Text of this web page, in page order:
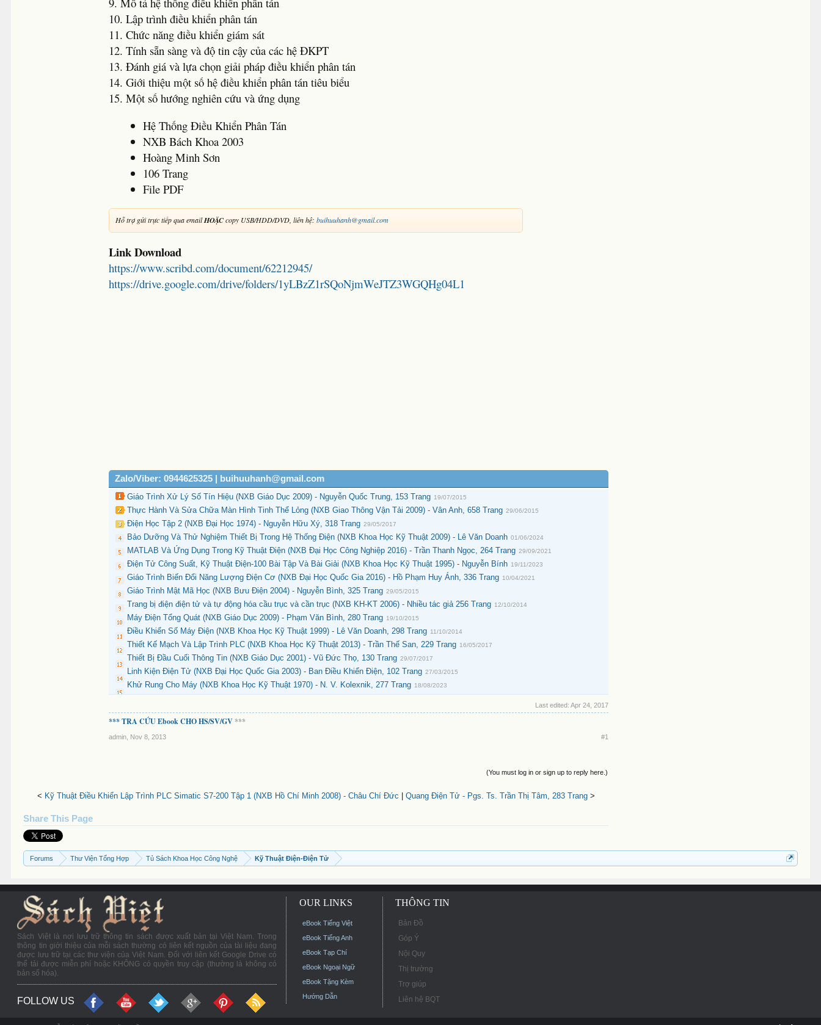
10. Lập trình điều khiển phân tán
11. Chức năng điều khiển giám sát
12. Tính sẵn sàng và độ tin cậy của các hệ ĐKPT
13. Đánh giá và lựa chọn giải pháp điều khiển phân tán
14. Giới thiệu một số hệ điều khiển phân tán tiêu biểu
15. Một số hướng nghiên cứu và ứng dụng
Hệ Thống Điều Khiển Phân Tán
NXB Bách Khoa 2003
Hoàng Minh Sơn
106 Trang
File PDF
Hỗ trợ gửi trực tiếp qua emailHOẶCcopy USB/HDD/DVD, liên hệ:buihuuhanh@gmail.com
Link Download
https://www.scribd.com/document/62212945/
https://drive.google.com/drive/folders/1yLBzZ1rSQoNjmWeJTZ3WGQHg04L1
Zalo/Viber: 0944625325 | buihuuhanh@gmail.com
Giáo Trình Xử Lý Số Tín Hiệu (NXB Giáo Dục 2009) - Nguyễn Quốc Trung, 153 Trang 19/07/2015
Thực Hành Và Sửa Chữa Màn Hình Tinh Thể Lỏng (NXB Giao Thông Vận Tải 2009) - Vân Anh, 658 Trang 29/06/2015
Điện Học Tập 2 (NXB Đại Học 1974) - Nguyễn Hữu Xý, 318 Trang 29/05/2017
Bảo Dưỡng Và Thử Nghiệm Thiết Bị Trong Hệ Thống Điện (NXB Khoa Học Kỹ Thuật 2009) - Lê Văn Doanh 01/06/2024
MATLAB Và Ứng Dụng Trong Kỹ Thuật Điện (NXB Đại Học Công Nghiệp 2016) - Trần Thanh Ngọc, 264 Trang 29/09/2021
Điện Tử Công Suất, Kỹ Thuật Điện-100 Bài Tập Và Bài Giải (NXB Khoa Học Kỹ Thuật 1995) - Nguyễn Bính 19/11/2023
Giáo Trình Biến Đổi Năng Lượng Điện Cơ (NXB Đại Học Quốc Gia 2016) - Hồ Phạm Huy Ánh, 336 Trang 10/04/2021
Giáo Trình Mật Mã Học (NXB Bưu Điện 2004) - Nguyễn Bình, 325 Trang 29/05/2015
Trang bị điện điện tử và tự động hóa cầu trục và cần trục (NXB KH-KT 2006) - Nhiều tác giả 256 Trang 12/10/2014
Máy Điện Tổng Quát (NXB Giáo Dục 2009) - Phạm Văn Bình, 280 Trang 19/10/2015
Điều Khiển Số Máy Điện (NXB Khoa Học Kỹ Thuật 1999) - Lê Văn Doanh, 298 Trang 11/10/2014
Thiết Kế Mạch Và Lập Trình PLC (NXB Khoa Học Kỹ Thuật 2013) - Trần Thế San, 229 Trang 16/05/2017
Thiết Bị Đầu Cuối Thông Tin (NXB Giáo Dục 2001) - Vũ Đức Thọ, 130 Trang 29/07/2017
Linh Kiện Điện Tử (NXB Đại Học Quốc Gia 2003) - Ban Điều Khiển Điện, 102 Trang 27/03/2015
Khử Rung Cho Máy (NXB Khoa Học Kỹ Thuật 1970) - N. V. Kolexnik, 277 Trang 18/08/2023
Last edited: Apr 24, 2017
*** TRA CỨU Ebook CHO HS/SV/GV ***
admin Nov 8, 2013 #1
(You must log in or sign up to reply here.)
< Kỹ Thuật Điều Khiển Lập Trình PLC Simatic S7-200 Tập 1 (NXB Hồ Chí Minh 2008) - Châu Chí Đức Quang Điện Tử - Pgs. Ts. Trần Thị Tâm, 283 Trang>
Share This Page
Forums Thư Viện Tổng Hợp Tủ Sách Khoa Học Công Nghệ Kỹ Thuật Điện-Điện Tử
Sách Việt là nơi lưu trữ thông tin sách được xuất bản tại Việt Nam. Trong
thông tin giới thiệu của mỗi sách thường có liên kết nguồn của tài liệu đang
được lưu trữ tại các thư viện của Việt Nam. Đối với liên kết Google Drive có
thể tải được miễn phí hoặc KHÔNG có quyền truy cập (thường là không có
bản số hóa).
FOLLOW US
OUR LINKS
eBook Tiếng Việt
eBook Tiếng Anh
eBook Tạp Chí
eBook Ngoại Ngữ
eBook Tặng Kèm
Hướng Dẫn
THÔNG TIN
Bản Đồ
Góp Ý
Nội Quy
Thị trường
Trợ giúp
Liên hệ BQT